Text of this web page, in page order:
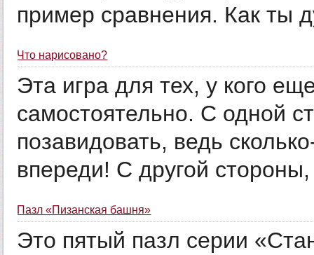
пример сравнения. Как ты
Что нарисовано?
Эта игра для тех, у кого
самостоятельно. С одной
позавидовать, ведь
впереди! С другой
Пазл «Пизанская башня»
Это пятый пазл серии